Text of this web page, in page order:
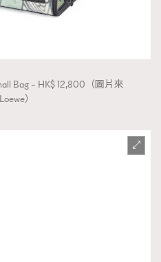
Bag – HK$ 12,800（圖片來
）